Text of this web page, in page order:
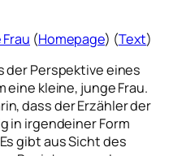
(Homepage) (Text)
der Perspektive eines
eine kleine, junge Frau.
dass der Erzähler der
in irgendeiner Form
gibt aus Sicht des